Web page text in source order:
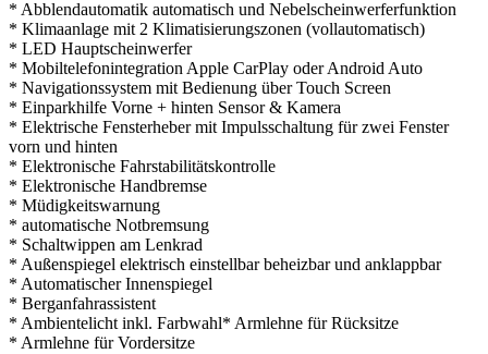
* Abblendautomatik automatisch und Nebelscheinwerferfunktion
* Klimaanlage mit 2 Klimatisierungszonen (vollautomatisch)
* LED Hauptscheinwerfer
* Mobiltelefonintegration Apple CarPlay oder Android Auto
* Navigationssystem mit Bedienung über Touch Screen
* Einparkhilfe Vorne + hinten Sensor & Kamera
* Elektrische Fensterheber mit Impulsschaltung für zwei Fenster
vorn und hinten
* Elektronische Fahrstabilitätskontrolle
* Elektronische Handbremse
* Müdigkeitswarnung
* automatische Notbremsung
* Schaltwippen am Lenkrad
* Außenspiegel elektrisch einstellbar beheizbar und anklappbar
* Automatischer Innenspiegel
* Berganfahrassistent
* Ambientelicht inkl. Farbwahl* Armlehne für Rücksitze
* Armlehne für Vordersitze